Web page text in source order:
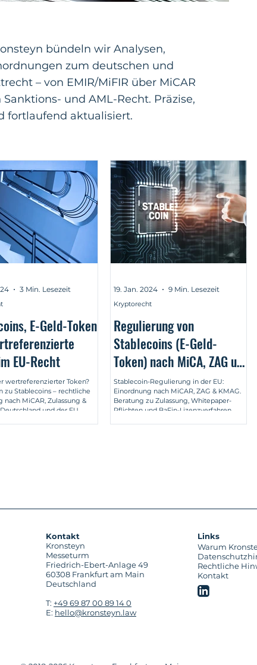
bündeln wir Analysen,
zum deutschen und
– von EMIR/MiFIR über MiCAR
und AML-Recht. Präzise,
fortlaufend aktualisiert.
E-Geld-Token
EU-Recht
wertreferenzierter Token?
zu Stablecoins – rechtliche
nach MiCAR, Zulassung &
und der EU.
3 Min. Lesezeit
Regulierung von
Stablecoins (E-Geld-
Token) nach MiCA, ZAG und
KMAG
Stablecoin-Regulierung in der EU:
Einordnung nach MiCAR, ZAG & KMAG.
Beratung zu Zulassung, Whitepaper-
Pflichten und BaFin-Lizenzverfahren.
Kryptorecht
19. Jan. 2024 9 Min. Lesezeit
Kontakt
Kronsteyn
Messeturm
Friedrich-Ebert-Anlage 49
60308 Frankfurt am Main
Deutschland
T: +49 69 87 00 89 14 0
E: hello@kronsteyn.law
Links
Warum
Rechtliche
Kontakt